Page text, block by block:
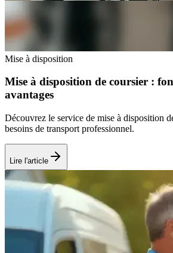
Mise à disposition
Mise à disposition de coursier :
avantages
Découvrez le service de mise à disposition
besoins de transport professionnel.
Lire l'article